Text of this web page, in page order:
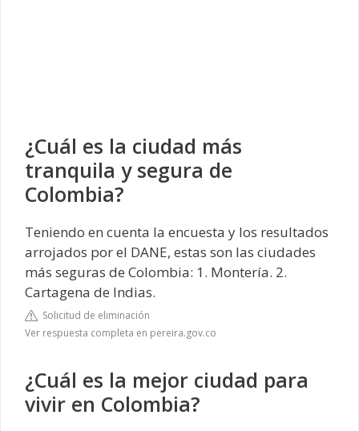
¿Cuál es la ciudad más
tranquila y segura de
Colombia?
Teniendo en cuenta la encuesta y los resultados
arrojados por el DANE, estas son las ciudades
más seguras de Colombia: 1. Montería. 2.
Cartagena de Indias.
Solicitud de eliminación
Ver respuesta completa en pereira.gov.co
¿Cuál es la mejor ciudad para
vivir en Colombia?